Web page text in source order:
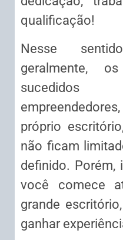
qualificação!
Nesse
geralmente,
próprio
não ficam
definido. Porém,
você comece
grande
ganhar